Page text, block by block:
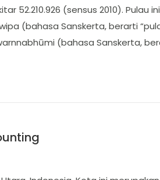
52.210.926 (sensus 2010). Pulau
(bahasa Sanskerta, berarti
(bahasa Sanskerta,